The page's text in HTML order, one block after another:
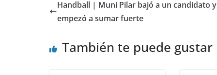
Handball | Muni Pilar bajó a un candidato y
empezó a sumar fuerte
También te puede gustar